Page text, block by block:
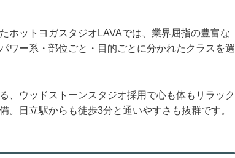
ホットヨガスタジオLAVAでは、業界屈指の豊富な
ワー系・部位ごと・目的ごとに分かれたクラスを選
、ウッドストーンスタジオ採用で心も体もリラック
。日立駅からも徒歩3分と通いやすさも抜群です。